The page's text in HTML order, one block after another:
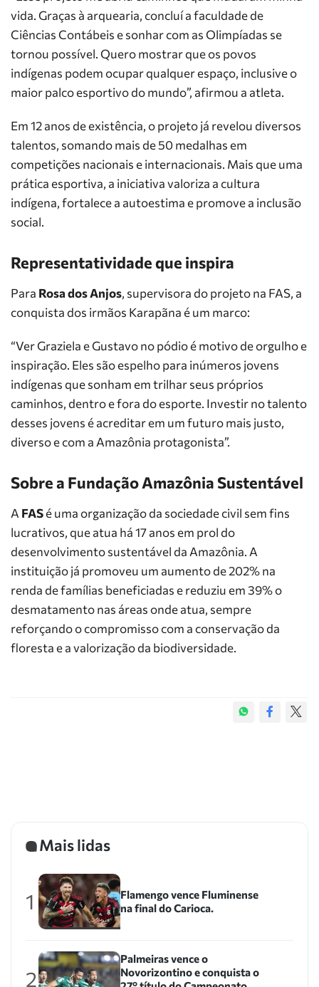
vida. Graças à arquearia, concluí a faculdade de
Ciências Contábeis e sonhar com as Olimpíadas se
tornou possível. Quero mostrar que os povos
indígenas podem ocupar qualquer espaço, inclusive o
maior palco esportivo do mundo”, afirmou a atleta.
Em 12 anos de existência, o projeto já revelou diversos
talentos, somando mais de 50 medalhas em
competições nacionais e internacionais. Mais que uma
prática esportiva, a iniciativa valoriza a cultura
indígena, fortalece a autoestima e promove a inclusão
social.
Representatividade que inspira
Para Rosa dos Anjos, supervisora do projeto na FAS, a
conquista dos irmãos Karapãna é um marco:
“Ver Graziela e Gustavo no pódio é motivo de orgulho e
inspiração. Eles são espelho para inúmeros jovens
indígenas que sonham em trilhar seus próprios
caminhos, dentro e fora do esporte. Investir no talento
desses jovens é acreditar em um futuro mais justo,
diverso e com a Amazônia protagonista”.
Sobre a Fundação Amazônia Sustentável
A FASé uma organização da sociedade civil sem fins
lucrativos, que atua há 17 anos em prol do
desenvolvimento sustentável da Amazônia. A
instituição já promoveu um aumento de 202% na
renda de famílias beneficiadas e reduziu em 39% o
desmatamento nas áreas onde atua, sempre
reforçando o compromisso com a conservação da
floresta e a valorização da biodiversidade.
Mais lidas
1
Flamengo vence Fluminense
na final do Carioca.
2
Palmeiras vence o
Novorizontino e conquista o